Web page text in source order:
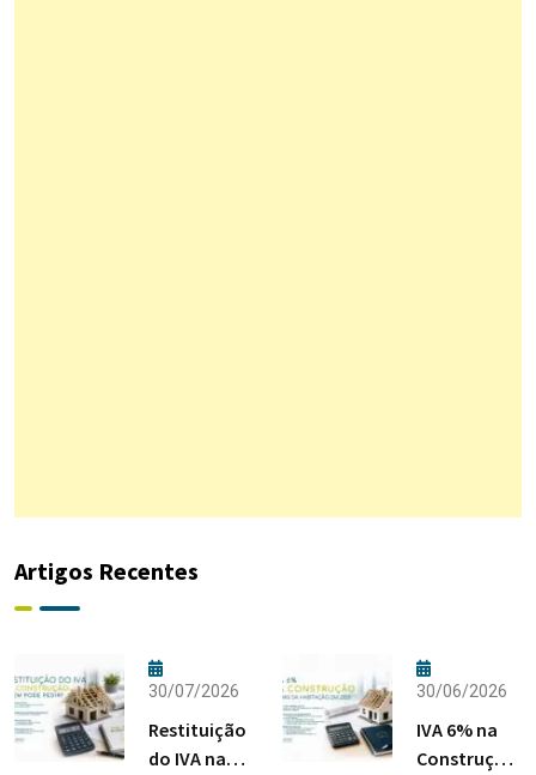
Artigos Recentes
30/07/2026
Restituição
do IVA na
30/06/2026
IVA 6% na
Construção: